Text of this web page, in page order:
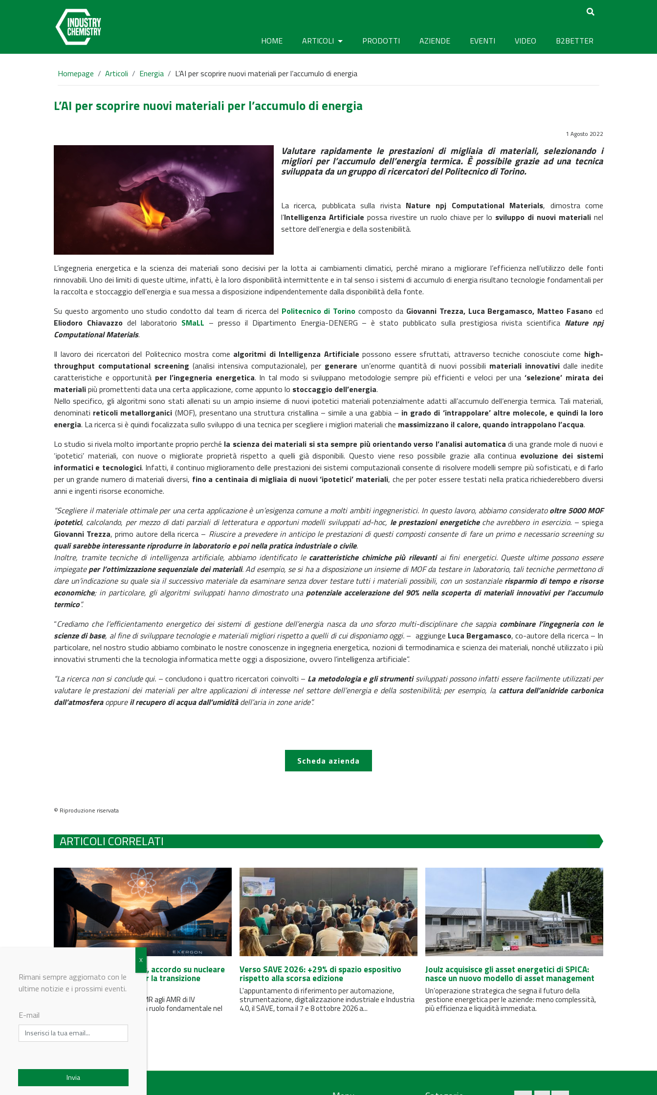
HOME ARTICOLI PRODOTTI AZIENDE EVENTI VIDEO B2BETTER
Homepage Articoli Energia L’AI per scoprire nuovi materiali per l’accumulo di energia
L’AI per scoprire nuovi materiali per l’accumulo di energia
1 Agosto 2022
Valutare rapidamente le prestazioni di migliaia di materiali, selezionando i
migliori per l’accumulo dell’energia termica. È possibile grazie ad una tecnica
sviluppata da un gruppo di ricercatori del Politecnico di Torino.
La ricerca, pubblicata sulla rivista Nature npj Computational Materials, dimostra come
l’Intelligenza Artificiale possa rivestire un ruolo chiave per lo sviluppo di nuovi materiali nel
settore dell’energia e della sostenibilità.
L’ingegneria energetica e la scienza dei materiali sono decisivi per la lotta ai cambiamenti climatici, perché mirano a migliorare l’efficienza nell’utilizzo delle fonti
rinnovabili. Uno dei limiti di queste ultime, infatti, è la loro disponibilità intermittente e in tal senso i sistemi di accumulo di energia risultano tecnologie fondamentali per
la raccolta e stoccaggio dell’energia e sua messa a disposizione indipendentemente dalla disponibilità della fonte.
Su questo argomento uno studio condotto dal team di ricerca del Politecnico di Torino composto da Giovanni Trezza, Luca Bergamasco, Matteo Fasano ed
Eliodoro Chiavazzodel laboratorio SMaLL – presso il Dipartimento Energia-DENERG – è stato pubblicato sulla prestigiosa rivista scientifica Nature npj
Computational Materials.
Il lavoro dei ricercatori del Politecnico mostra come algoritmi di Intelligenza Artificiale possono essere sfruttati, attraverso tecniche conosciute come high-
throughput computational screening (analisi intensiva computazionale), per generare un’enorme quantità di nuovi possibili materiali innovatividalle inedite
caratteristiche e opportunità per l’ingegneria energetica. In tal modo si sviluppano metodologie sempre più efficienti e veloci per una ‘selezione’ mirata dei
materialipiù promettenti data una certa applicazione, come appunto lo stoccaggio dell’energia.
Nello specifico, gli algoritmi sono stati allenati su un ampio insieme di nuovi ipotetici materiali potenzialmente adatti all’accumulo dell’energia termica. Tali materiali,
denominati reticoli metallorganici (MOF), presentano una struttura cristallina – simile a una gabbia – in grado di ‘intrappolare’ altre molecole, e quindi la loro
energia. La ricerca si è quindi focalizzata sullo sviluppo di una tecnica per scegliere i migliori materiali che massimizzano il calore, quando intrappolano l’acqua.
Lo studio si rivela molto importante proprio perché la scienza dei materiali si sta sempre più orientando verso l’analisi automatica di una grande mole di nuovi e
‘ipotetici’ materiali, con nuove o migliorate proprietà rispetto a quelli già disponibili. Questo viene reso possibile grazie alla continua evoluzione dei sistemi
informatici e tecnologici. Infatti, il continuo miglioramento delle prestazioni dei sistemi computazionali consente di risolvere modelli sempre più sofisticati, e di farlo
per un grande numero di materiali diversi, fino a centinaia di migliaia di nuovi ‘ipotetici’ materiali, che per poter essere testati nella pratica richiederebbero diversi
anni e ingenti risorse economiche.
“Scegliere il materiale ottimale per una certa applicazione è un’esigenza comune a molti ambiti ingegneristici. In questo lavoro, abbiamo consideratooltre 5000 MOF
ipotetici, calcolando, per mezzo di dati parziali di letteratura e opportuni modelli sviluppati ad-hoc, le prestazioni energeticheche avrebbero in esercizio. – spiega
Giovanni Trezza, primo autore della ricerca – Riuscire a prevedere in anticipo le prestazioni di questi composti consente di fare un primo e necessario screening su
quali sarebbe interessante riprodurre in laboratorio e poi nella pratica industriale o civile.
Inoltre, tramite tecniche di intelligenza artificiale, abbiamo identificato le caratteristiche chimiche più rilevantiai fini energetici. Queste ultime possono essere
impiegateper l’ottimizzazione sequenziale dei materiali. Ad esempio, se si ha a disposizione un insieme di MOF da testare in laboratorio, tali tecniche permettono di
dare un’indicazione su quale sia il successivo materiale da esaminare senza dover testare tutti i materiali possibili, con un sostanziale risparmio di tempo e risorse
economiche; in particolare, gli algoritmi sviluppati hanno dimostrato una potenziale accelerazione del 90% nella scoperta di materiali innovativi per l’accumulo
termico”.
“Crediamo che l’efficientamento energetico dei sistemi di gestione dell’energia nasca da uno sforzo multi-disciplinare che sappia combinare l’ingegneria con le
scienze di base, al fine di sviluppare tecnologie e materiali migliori rispetto a quelli di cui disponiamo oggi. – aggiunge Luca Bergamasco, co-autore della ricerca – In
particolare, nel nostro studio abbiamo combinato le nostre conoscenze in ingegneria energetica, nozioni di termodinamica e scienza dei materiali, nonché utilizzato i più
innovativi strumenti che la tecnologia informatica mette oggi a disposizione, ovvero l’intelligenza artificiale”.
“La ricerca non si conclude qui. – concludono i quattro ricercatori coinvolti – La metodologia e gli strumentisviluppati possono infatti essere facilmente utilizzati per
valutare le prestazioni dei materiali per altre applicazioni di interesse nel settore dell’energia e della sostenibilità; per esempio, la cattura dell’anidride carbonica
dall’atmosferaoppureil recupero di acqua dall’umiditàdell’aria in zone aride”.
Scheda azienda
© Riproduzione riservata
ARTICOLI CORRELATI
ENEA e Exergon Ventures, accordo su nucleare
avanzato e tecnologie per la transizione
energetica
Il nucleare avanzato - dagli SMR agli AMR di IV
generazione - può svolgere un ruolo fondamentale nel
Verso SAVE 2026: +29% di spazio espositivo
rispetto alla scorsa edizione
L'appuntamento di riferimento per automazione,
strumentazione, digitalizzazione industriale e Industria
4.0, il SAVE, torna il 7 e 8 ottobre 2026 a...
Joulz acquisisce gli asset energetici di SPICA:
nasce un nuovo modello di asset management
Un’operazione strategica che segna il futuro della
gestione energetica per le aziende: meno complessità,
più efficienza e liquidità immediata.
Rimani sempre aggiornato con le
ultime notizie e i prossimi eventi.
E-mail